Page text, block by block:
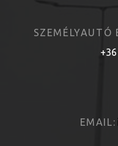
SZEMÉLYAUTÓ
EMAIL: